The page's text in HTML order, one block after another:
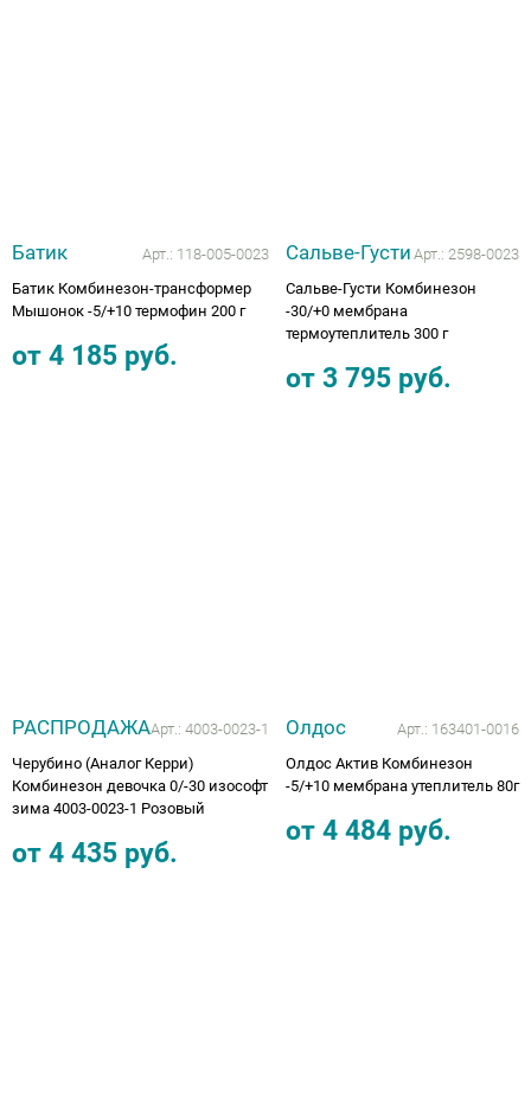
Батик Арт.: 118-005-0023
Батик Комбинезон-трансформер
Мышонок -5/+10 термофин 200 г
от 4 185 руб.
Сальве-Густи Арт.: 2598-0023
Сальве-Густи Комбинезон
-30/+0 мембрана
термоутеплитель 300 г
от 3 795 руб.
РАСПРОДАЖААрт.: 4003-0023-1
Черубино (Аналог Керри)
Комбинезон девочка 0/-30 изософт
зима 4003-0023-1 Розовый
от 4 435 руб.
Олдос Арт.: 163401-0016
Олдос Актив Комбинезон
-5/+10 мембрана утеплитель 80г
от 4 484 руб.
ОПОРЫ, ВЕРТИКАЛИЗАТОРЫ, Оборудование
для ЛФК
Одежда ортопедическая (адаптивная) для
инвалидов